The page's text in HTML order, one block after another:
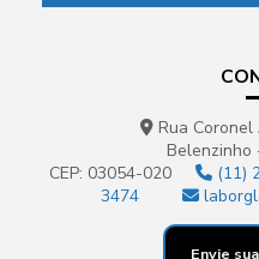
Picnômetro de vidro com
Pipeta de laboratório
Pipeta para laboratório de
Pipeta pasteur descartável
Rua Coronel
Belenzinho
CEP: 03054-020
(11)
3474
Envie